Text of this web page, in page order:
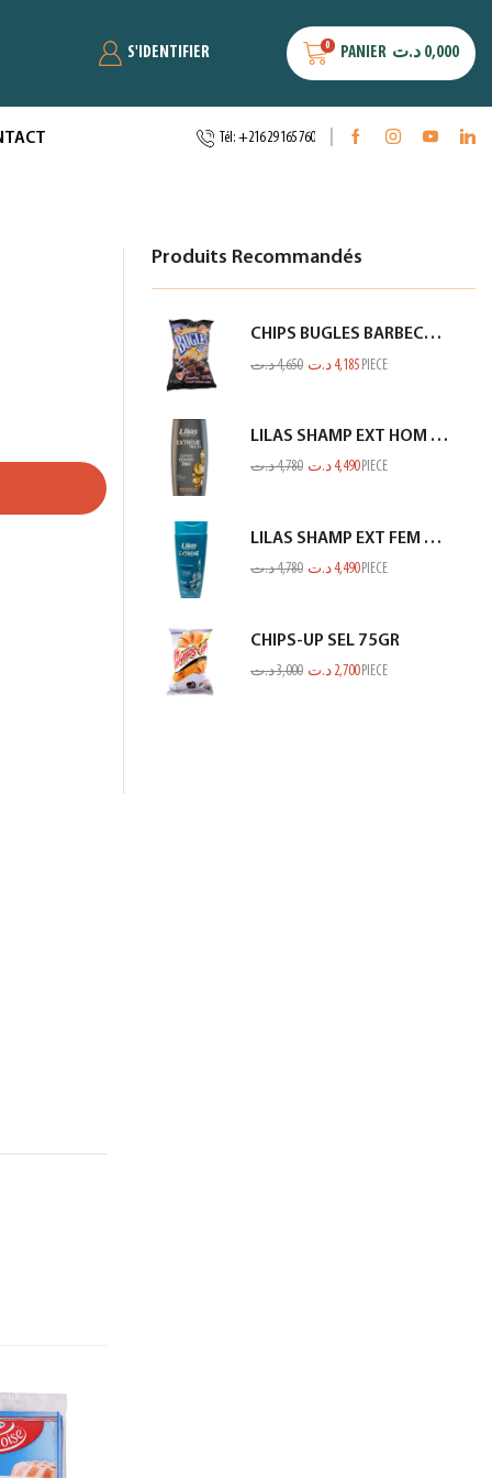
S'IDENTIFIER 0 PANIER 0,000 د.ت
Tél: +216 29 165 760
Produits Recommandés
CHIPS BUGLES BARBECUE 75GR
4,650د.ت 4,185 د.ت PIECE
LILAS SHAMP EXT HOM KERATINE GRIS 350ML
4,780د.ت 4,490 د.ت PIECE
LILAS SHAMP EXT FEM ANTI CHUTE VERT BLEUTE 350ML
4,780د.ت 4,490 د.ت PIECE
CHIPS-UP SEL 75GR
3,000د.ت 2,700 د.ت PIECE